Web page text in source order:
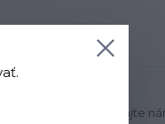
Máte otázky? Zavolajte